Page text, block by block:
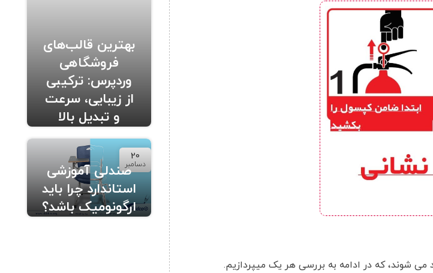
می شوند، که در ادامه به بررسی هر یک میپردازیم.
بهترین قالب‌های
فروشگاهی
وردپرس: ترکیبی
از زیبایی، سرعت
و تبدیل بالا
20
دسامبرصندلی آموزشی
استاندارد چرا باید
ارگونومیک باشد؟